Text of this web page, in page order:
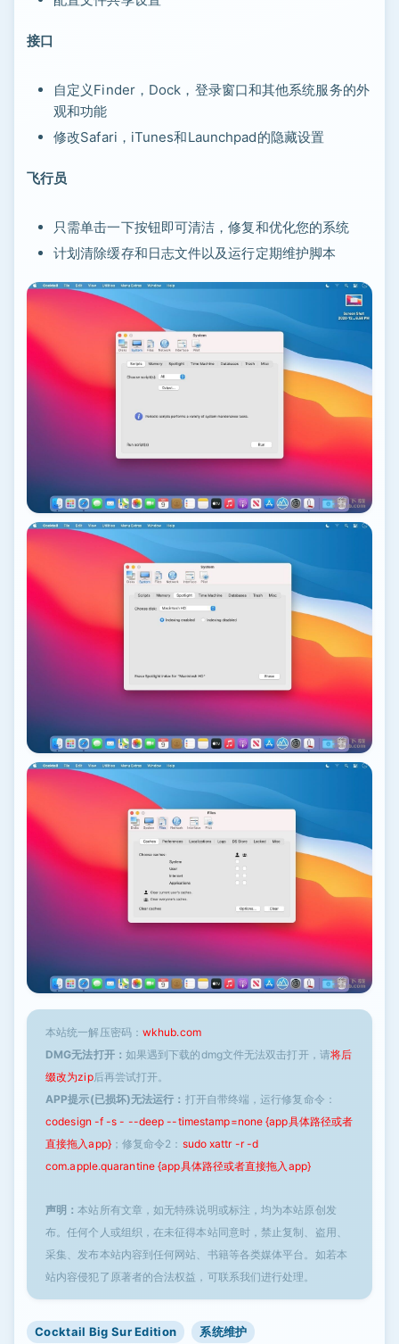
接口
自定义Finder，Dock，登录窗口和其他系统服务的外
观和功能
修改Safari，iTunes和Launchpad的隐藏设置
飞行员
只需单击一下按钮即可清洁，修复和优化您的系统
计划清除缓存和日志文件以及运行定期维护脚本
本站统一解压密码： wkhub.com
DMG无法打开： 如果遇到下载的dmg文件无法双击打开，请将后
缀改为zip后再尝试打开。
APP提示(已损坏)无法运行： 打开自带终端，运行修复命令：
codesign -f -s - --deep --timestamp=none {app具体路径或者
直接拖入app}；修复命令2： sudo xattr -r -d
com.apple.quarantine {app具体路径或者直接拖入app}
声明：本站所有文章，如无特殊说明或标注，均为本站原创发
布。任何个人或组织，在未征得本站同意时，禁止复制、盗用、
采集、发布本站内容到任何网站、书籍等各类媒体平台。如若本
站内容侵犯了原著者的合法权益，可联系我们进行处理。
Cocktail Big Sur Edition 系统维护